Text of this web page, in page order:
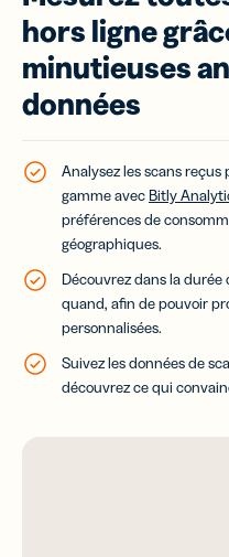
hors ligne
minutieuses
données
Analysez les scans reçus
gamme avec Bitly
préférences de
géographiques.
Découvrez dans la
quand, afin de pouvoir
personnalisées.
Suivez les données de
découvrez ce qui